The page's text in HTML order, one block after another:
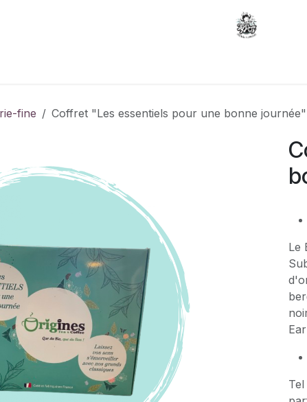
fine Coffret "Les essentiels pour une bonne
Le